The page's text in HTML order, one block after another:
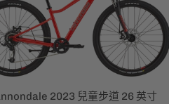
2023 兒童步道 26 英寸